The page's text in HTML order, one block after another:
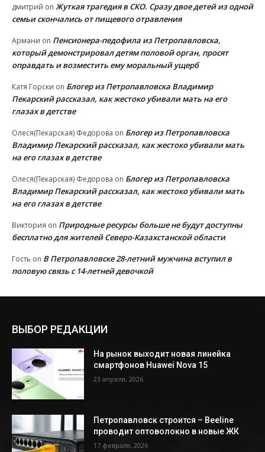
дмитрий on Жуткая трагедия в СКО. Сразу двое детей из одной
семьи скончались от пищевого отравления
Армани on Пенсионера-педофила из Петропавловска,
который демонстрировал детям половой орган, просят
оправдать и возместить ему моральный ущерб
Катя Горски on Блогер из Петропавловска Владимир
Пекарский рассказал, как жестоко убивали мать на его
глазах в детстве
Олеся(Пекарская) Федорова on Блогер из Петропавловска
Владимир Пекарский рассказал, как жестоко убивали мать
на его глазах в детстве
Олеся(Пекарская) Федорова on Блогер из Петропавловска
Владимир Пекарский рассказал, как жестоко убивали мать
на его глазах в детстве
Виктория on Природные ресурсы больше не будут доступны
бесплатно для жителей Северо-Казахстанской области
Гость on В Петропавловске 28-летний мужчина вступил в
половую связь с 14-летней девочкой
ВЫБОР РЕДАКЦИИ
На рынок выходит новая линейка
смартфонов Huawei Nova 15
23 апреля, 2026
Петропавловск строится – Beeline
проводит оптоволокно в новые ЖК
17 февраля, 2026